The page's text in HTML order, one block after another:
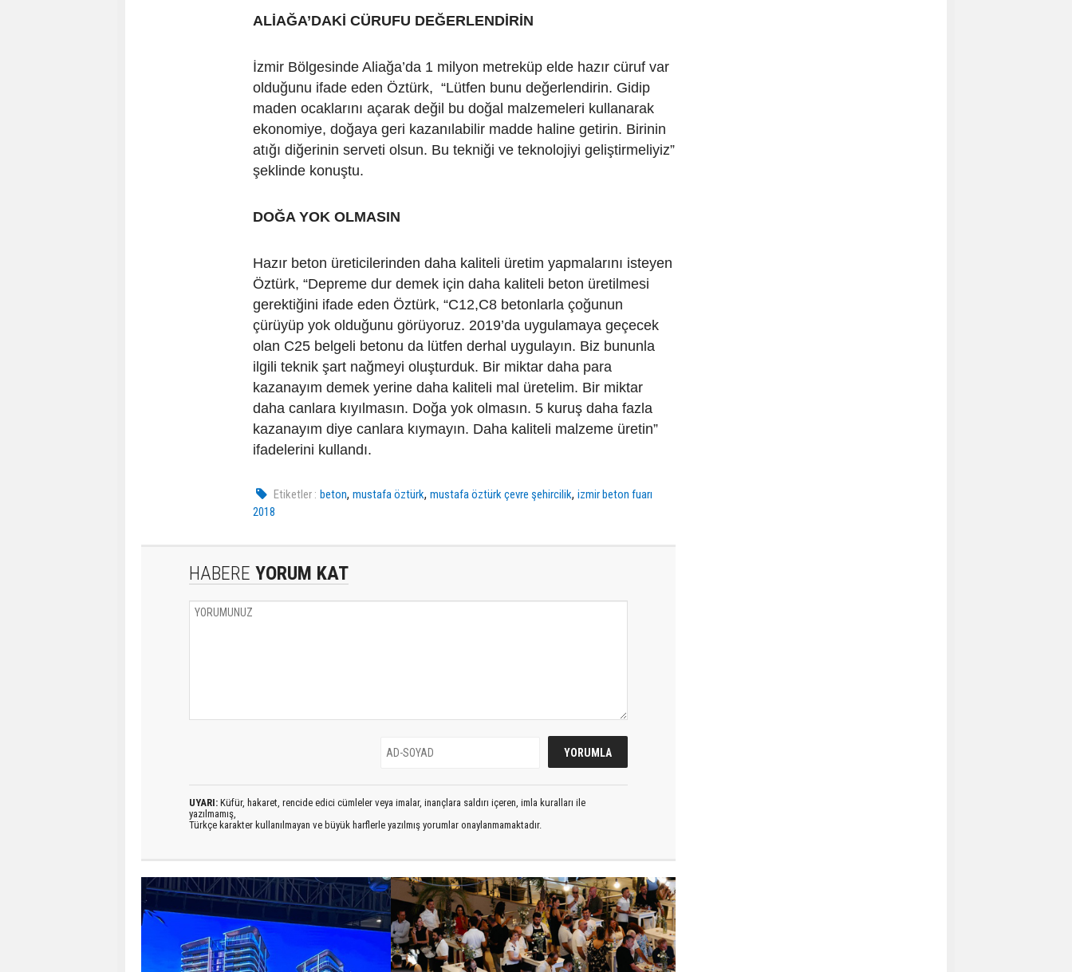
ALİAĞA’DAKİ CÜRUFU DEĞERLENDİRİN
İzmir Bölgesinde Aliağa’da 1 milyon metreküp elde hazır cüruf var
olduğunu ifade eden Öztürk, “Lütfen bunu değerlendirin. Gidip
maden ocaklarını açarak değil bu doğal malzemeleri kullanarak
ekonomiye, doğaya geri kazanılabilir madde haline getirin. Birinin
atığı diğerinin serveti olsun. Bu tekniği ve teknolojiyi geliştirmeliyiz”
şeklinde konuştu.
DOĞA YOK OLMASIN
Hazır beton üreticilerinden daha kaliteli üretim yapmalarını isteyen
Öztürk, “Depreme dur demek için daha kaliteli beton üretilmesi
gerektiğini ifade eden Öztürk, “C12,C8 betonlarla çoğunun
çürüyüp yok olduğunu görüyoruz. 2019’da uygulamaya geçecek
olan C25 belgeli betonu da lütfen derhal uygulayın. Biz bununla
ilgili teknik şart nağmeyi oluşturduk. Bir miktar daha para
kazanayım demek yerine daha kaliteli mal üretelim. Bir miktar
daha canlara kıyılmasın. Doğa yok olmasın. 5 kuruş daha fazla
kazanayım diye canlara kıymayın. Daha kaliteli malzeme üretin”
ifadelerini kullandı.
Etiketler : beton,mustafa öztürk,mustafa öztürk çevre şehircilik,izmir beton fuarı
2018
HABERE YORUM KAT
UYARI: Küfür, hakaret, rencide edici cümleler veya imalar, inançlara saldırı içeren, imla kuralları ile
yazılmamış,
Türkçe karakter kullanılmayan ve büyük harflerle yazılmış yorumlar onaylanmamaktadır.